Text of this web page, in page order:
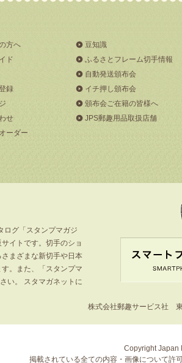
方へ
ド
録
せ
ーダー
豆知識
ふるさとフレーム切手情報
自動発送頒布会
イチ押し頒布会
頒布会ご在籍の皆様へ
JPS郵趣用品取扱店舗
ログ「スタンプマガジ
イトです。切手のショ
まざまな新切手や日本
。また、「スタンプマ
い。 スタマガネットに
株式会社郵趣サービス社
Copyright Japan
掲載されている全ての内容・画像について許